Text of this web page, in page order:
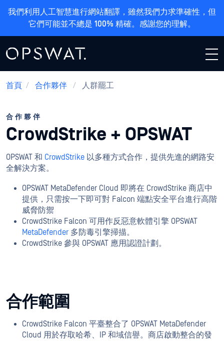
我們利用人工智慧進行網站翻譯，雖然我們力求準確性，但
它們可能並不總是 100% 精確。感謝您的理解。
首頁 / 合作夥伴 / 人群罷工
合作夥伴
CrowdStrike + OPSWAT
OPSWAT 和 CrowdStrike 以多種方式合作，提供先進的網路安
全解決方案。
OPSWAT MetaDefender Cloud 即將在 CrowdStrike 商店中
提供，只需按一下即可對 Falcon 端點安全平台進行高階
威脅防禦
CrowdStrike Falcon 可用作反惡意軟體引擎 OPSWAT
MetaDefender 多防毒引擎掃描。
CrowdStrike 參與 OPSWAT 應用認證計劃。
合作範圍
CrowdStrike Falcon 平臺整合了 OPSWAT MetaDefender
Cloud 用於存取哈希、IP 和域信譽。商店啟動整合的發